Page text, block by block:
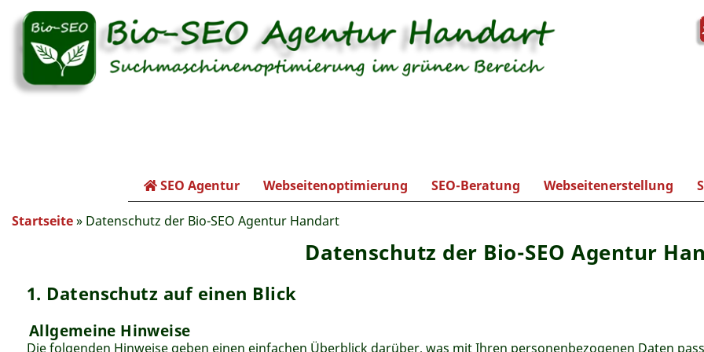
Hauptmenü
SEO Agentur Webseitenoptimierung SEO-Beratung Webseitenerstellung
Sie sind hier
Startseite» Datenschutz der Bio-SEO Agentur Handart
Datenschutz der Bio-SEO Agentur
1. Datenschutz auf einen Blick
Allgemeine Hinweise
Die folgenden Hinweise geben einen einfachen Überblick darüber, was mit Ihren personenbezogenen Daten